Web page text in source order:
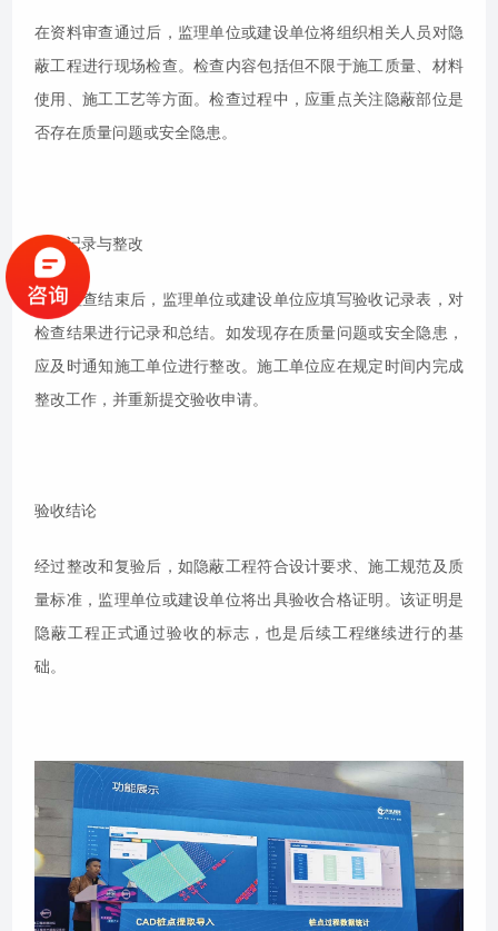
在资料审查通过后，监理单位或建设单位将组织相关人员对隐
蔽工程进行现场检查。检查内容包括但不限于施工质量、材料
使用、施工工艺等方面。检查过程中，应重点关注隐蔽部位是
否存在质量问题或安全隐患。
验收记录与整改
现场检查结束后，监理单位或建设单位应填写验收记录表，对
检查结果进行记录和总结。如发现存在质量问题或安全隐患，
应及时通知施工单位进行整改。施工单位应在规定时间内完成
整改工作，并重新提交验收申请。
验收结论
经过整改和复验后，如隐蔽工程符合设计要求、施工规范及质
量标准，监理单位或建设单位将出具验收合格证明。该证明是
隐蔽工程正式通过验收的标志，也是后续工程继续进行的基
础。